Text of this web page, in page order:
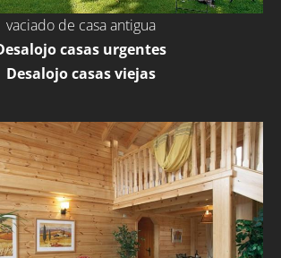
vaciado de casa antigua
casas urgentes
Desalojo casas viejas